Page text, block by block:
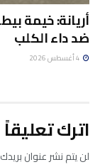
أريانة: خيمة
ضد داء الكلب
اترك تعليقاً
لن يتم نشر عنوان